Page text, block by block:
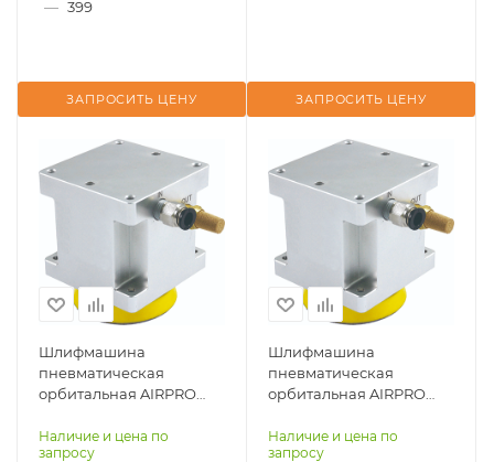
— 399
ЗАПРОСИТЬ ЦЕНУ ЗАПРОСИТЬ ЦЕНУ
Шлифмашина
пневматическая
орбитальная AIRPRO
Наличие и цена по
запросу
Шлифмашина
пневматическая
орбитальная AIRPRO
Наличие и цена по
запросу